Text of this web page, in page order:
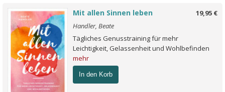
19,95 €
Mit allen Sinnen leben
Handler, Beate
Tägliches Genusstraining für mehr
Leichtigkeit, Gelassenheit und Wohlbefinden
mehr
In den Korb